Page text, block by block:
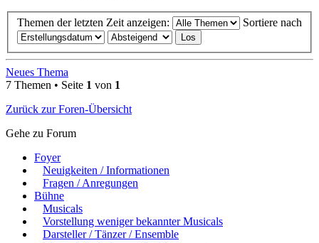
Themen der letzten Zeit anzeigen: Sortiere nach
Neues Thema
7 Themen • Seite 1 von 1
Zurück zur Foren-Übersicht
Gehe zu Forum
Foyer
Neuigkeiten / Informationen
Fragen / Anregungen
Bühne
Musicals
Vorstellung weniger bekannter Musicals
Darsteller / Tänzer / Ensemble